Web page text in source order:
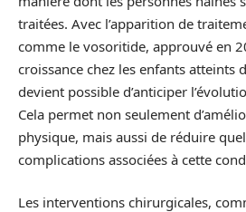
traitées. Avec l’apparition de
comme le vosoritide, approuvé en
croissance chez les enfants atteints
devient possible d’anticiper
Cela permet non seulement
physique, mais aussi de réduire
complications associées à cette
Les interventions chirurgicales,